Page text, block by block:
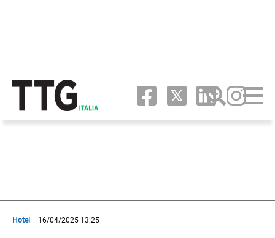
Hotel 16/04/2025 13:25